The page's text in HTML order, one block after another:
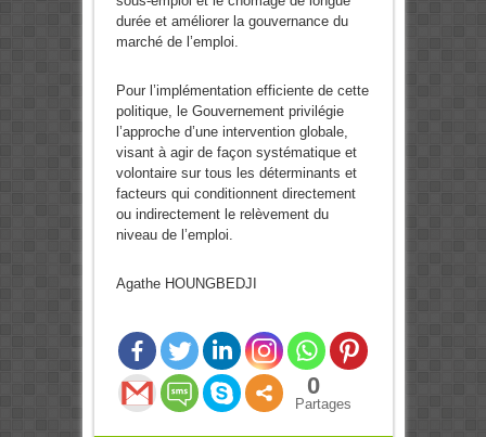
durée et améliorer la gouvernance du
marché de l’emploi.
Pour l’implémentation efficiente de cette
politique, le Gouvernement privilégie
l’approche d’une intervention globale,
visant à agir de façon systématique et
volontaire sur tous les déterminants et
facteurs qui conditionnent directement
ou indirectement le relèvement du
niveau de l’emploi.
Agathe HOUNGBEDJI
0
Partages